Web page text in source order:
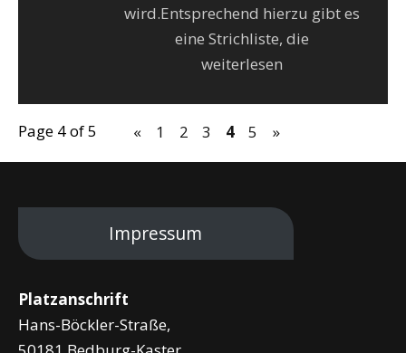
wird.Entsprechend hierzu gibt es
eine Strichliste, die
weiterlesen
Page 4 of 5 « 1 2 3 4 5 »
Impressum
Platzanschrift
Hans-Böckler-Straße,